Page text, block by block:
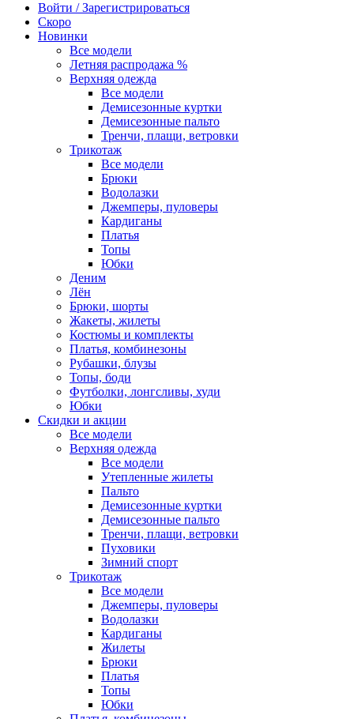
Войти / Зарегистрироваться
Скоро
Новинки
Все модели
Летняя распродажа %
Верхняя одежда
Все модели
Демисезонные куртки
Демисезонные пальто
Тренчи, плащи, ветровки
Трикотаж
Все модели
Брюки
Водолазки
Джемперы, пуловеры
Кардиганы
Платья
Топы
Юбки
Деним
Лён
Брюки, шорты
Жакеты, жилеты
Костюмы и комплекты
Платья, комбинезоны
Рубашки, блузы
Топы, боди
Футболки, лонгсливы, худи
Юбки
Скидки и акции
Все модели
Верхняя одежда
Все модели
Утепленные жилеты
Пальто
Демисезонные куртки
Демисезонные пальто
Тренчи, плащи, ветровки
Пуховики
Зимний спорт
Трикотаж
Все модели
Джемперы, пуловеры
Водолазки
Кардиганы
Жилеты
Брюки
Платья
Топы
Юбки